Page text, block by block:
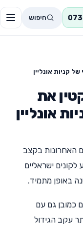
חיפוש
קניות אונליין
את
אונליין
האחרונות בקצב
לקונים ישראליים
כמובן גם עם
עקב הגידול